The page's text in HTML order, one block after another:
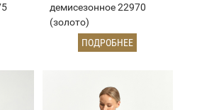
демисезонное 22970
(золото)
ПОДРОБНЕЕ